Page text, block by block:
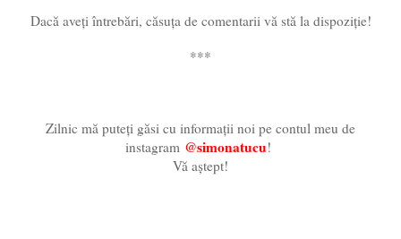
Dacă aveți întrebări, căsuța de comentarii vă stă la dispoziție!
***
Zilnic mă puteți găsi cu informații noi pe contul meu de
instagram @simonatucu!
Vă aștept!